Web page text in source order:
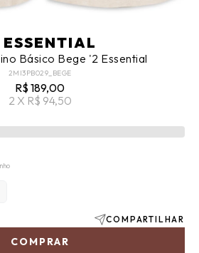
Básico Bege '2 Essential
2MI3PB029_BEGE
R$ 189,00
2 X R$ 94,50
COMPRAR
COMPARTILHAR